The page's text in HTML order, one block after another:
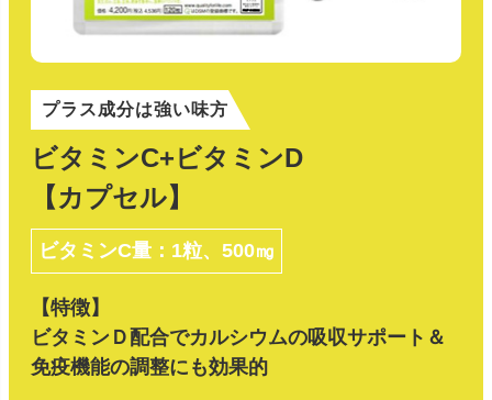
プラス成分は強い味方
ビタミンC+ビタミンD
【カプセル】
ビタミンC量：1粒、500㎎
【特徴】
ビタミンＤ配合でカルシウムの吸収サポート＆
免疫機能の調整にも効果的